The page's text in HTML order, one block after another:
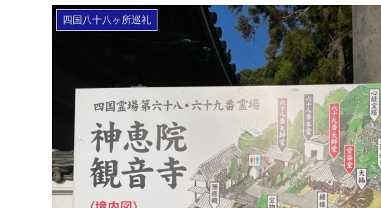
四国八十八ヶ所巡礼